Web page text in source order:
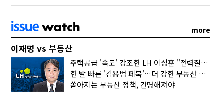
more
이재명 vs 부동산
주택공급 '속도' 강조한 LH 이성훈 "전력질주해야"
한 발 빠른 '김용범 페북'…더 강한 부동산 규제 나오나
쏟아지는 부동산 정책, 간명해져야